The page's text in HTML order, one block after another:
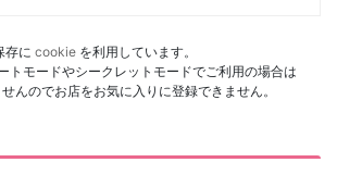
存に cookie を利用しています。
トモードやシークレットモードでご利用の場合は
んのでお店をお気に入りに登録できません。